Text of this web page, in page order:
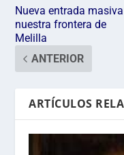
Nueva entrada
nuestra frontera de
Melilla
ANTERIOR
ARTÍCULOS